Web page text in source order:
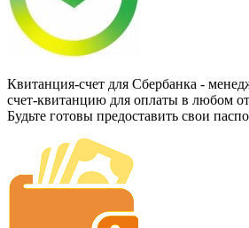
Квитанция-счет для Сбербанка -
счет-квитанцию для оплаты в любом
Будьте готовы предоставить свои